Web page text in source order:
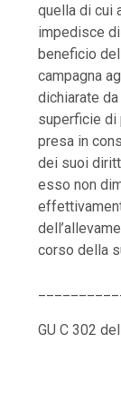
quella di cui
impedisce
beneficio
campagna
dichiarate
superficie di
presa in
dei suoi
esso non
corso della
GU C 302